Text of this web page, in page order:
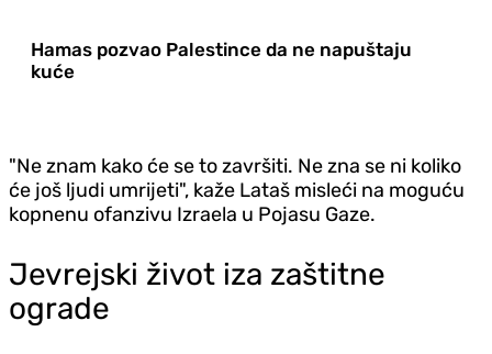
Hamas pozvao Palestince da ne napuštaju
kuće
"Ne znam kako će se to završiti. Ne zna se ni koliko
će još ljudi umrijeti", kaže Lataš misleći na moguću
kopnenu ofanzivu Izraela u Pojasu Gaze.
Jevrejski život iza zaštitne
ograde